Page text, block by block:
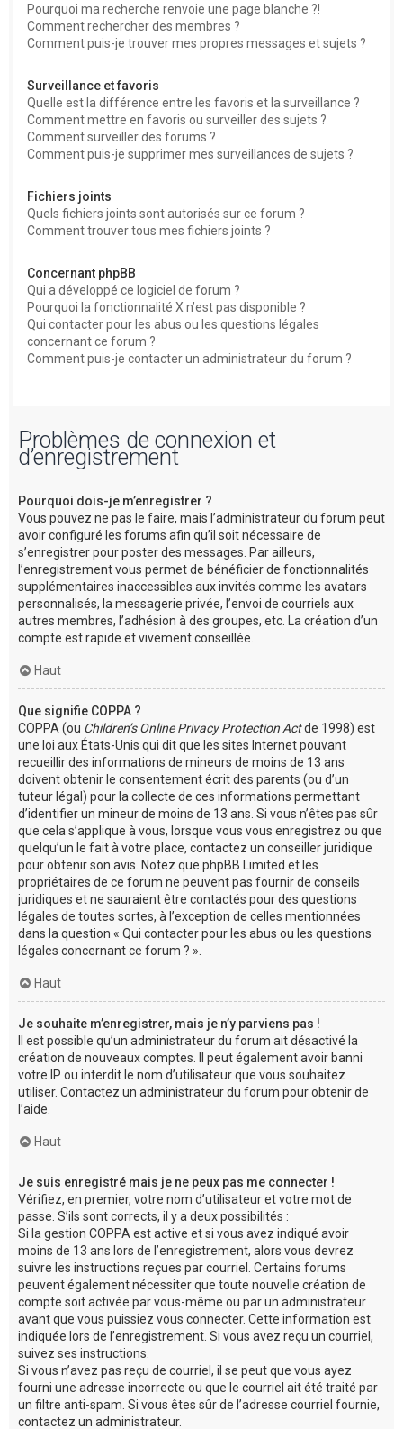
Pourquoi ma recherche renvoie une page blanche ?!
Comment rechercher des membres ?
Comment puis-je trouver mes propres messages et sujets ?
Surveillance et favoris
Quelle est la différence entre les favoris et la surveillance ?
Comment mettre en favoris ou surveiller des sujets ?
Comment surveiller des forums ?
Comment puis-je supprimer mes surveillances de sujets ?
Fichiers joints
Quels fichiers joints sont autorisés sur ce forum ?
Comment trouver tous mes fichiers joints ?
Concernant phpBB
Qui a développé ce logiciel de forum ?
Pourquoi la fonctionnalité X n’est pas disponible ?
Qui contacter pour les abus ou les questions légales
concernant ce forum ?
Comment puis-je contacter un administrateur du forum ?
Problèmes de connexion et
d’enregistrement
Pourquoi dois-je m’enregistrer ?
Vous pouvez ne pas le faire, mais l’administrateur du forum peut
avoir configuré les forums afin qu’il soit nécessaire de
s’enregistrer pour poster des messages. Par ailleurs,
l’enregistrement vous permet de bénéficier de fonctionnalités
supplémentaires inaccessibles aux invités comme les avatars
personnalisés, la messagerie privée, l’envoi de courriels aux
autres membres, l’adhésion à des groupes, etc. La création d’un
compte est rapide et vivement conseillée.
Haut
Que signifie COPPA ?
COPPA (ou Children’s Online Privacy Protection Actde 1998) est
une loi aux États-Unis qui dit que les sites Internet pouvant
recueillir des informations de mineurs de moins de 13 ans
doivent obtenir le consentement écrit des parents (ou d’un
tuteur légal) pour la collecte de ces informations permettant
d’identifier un mineur de moins de 13 ans. Si vous n’êtes pas sûr
que cela s’applique à vous, lorsque vous vous enregistrez ou que
quelqu’un le fait à votre place, contactez un conseiller juridique
pour obtenir son avis. Notez que phpBB Limited et les
propriétaires de ce forum ne peuvent pas fournir de conseils
juridiques et ne sauraient être contactés pour des questions
légales de toutes sortes, à l’exception de celles mentionnées
dans la question « Qui contacter pour les abus ou les questions
légales concernant ce forum ? ».
Haut
Je souhaite m’enregistrer, mais je n’y parviens pas !
Il est possible qu’un administrateur du forum ait désactivé la
création de nouveaux comptes. Il peut également avoir banni
votre IP ou interdit le nom d’utilisateur que vous souhaitez
utiliser. Contactez un administrateur du forum pour obtenir de
l’aide.
Haut
Je suis enregistré mais je ne peux pas me connecter !
Vérifiez, en premier, votre nom d’utilisateur et votre mot de
passe. S’ils sont corrects, il y a deux possibilités :
Si la gestion COPPA est active et si vous avez indiqué avoir
moins de 13 ans lors de l’enregistrement, alors vous devrez
suivre les instructions reçues par courriel. Certains forums
peuvent également nécessiter que toute nouvelle création de
compte soit activée par vous-même ou par un administrateur
avant que vous puissiez vous connecter. Cette information est
indiquée lors de l’enregistrement. Si vous avez reçu un courriel,
suivez ses instructions.
Si vous n’avez pas reçu de courriel, il se peut que vous ayez
fourni une adresse incorrecte ou que le courriel ait été traité par
un filtre anti-spam. Si vous êtes sûr de l’adresse courriel fournie,
contactez un administrateur.